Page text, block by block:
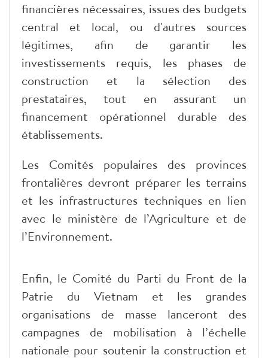
financières nécessaires, issues des budgets
central et local, ou d'autres sources
légitimes, afin de garantir les
investissements requis, les phases de
construction et la sélection des
prestataires, tout en assurant un
financement opérationnel durable des
établissements.
Les Comités populaires des provinces
frontalières devront préparer les terrains
et les infrastructures techniques en lien
avec le ministère de l’Agriculture et de
l’Environnement.
Enfin, le Comité du Parti du Front de la
Patrie du Vietnam et les grandes
organisations de masse lanceront des
campagnes de mobilisation à l’échelle
nationale pour soutenir la construction et